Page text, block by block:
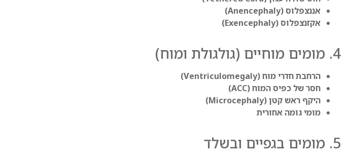
אננצפלוס (Anencephaly)
אקזנצפלוס (Exencephaly)
4. מומים מוחיים (גולגולת ומוח)
הרחבת חדרי מוח (Ventriculomegaly)
חסר של כפיס המוח (ACC)
היקף ראש קטן (Microcephaly)
מומי גומה אחורית
5. מומים בגפיים ובשלד